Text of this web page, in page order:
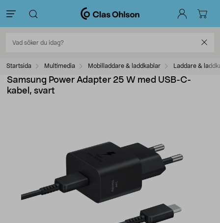
Startsida Multimedia Mobilladdare & laddkablar Laddare &
Samsung Power Adapter 25 W med USB-C-
kabel, svart